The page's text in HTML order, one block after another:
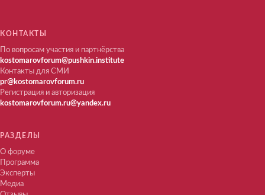
КОНТАКТЫ
По вопросам участия и партнёрства
kostomarovforum@pushkin.institute
Контакты для СМИ
pr@kostomarovforum.ru
Регистрация и авторизация
kostomarovforum.ru@yandex.ru
РАЗДЕЛЫ
О форуме
Программа
Эксперты
Медиа